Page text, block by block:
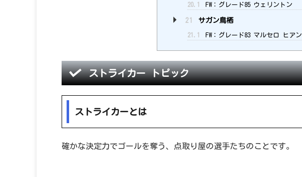
20.1 FW：グレード85 ウェリントン
21 サガン鳥栖
21.1 FW：グレード83 マルセロ ヒアン
ストライカー トピック
ストライカーとは
確かな決定力でゴールを奪う、点取り屋の選手たちのことです。